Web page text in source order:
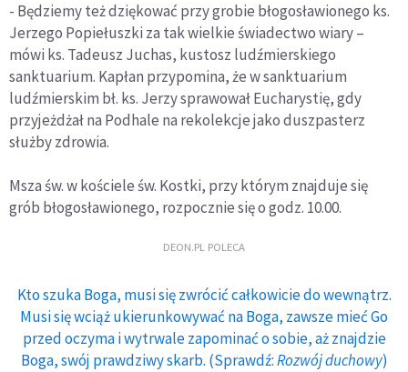
- Będziemy też dziękować przy grobie błogosławionego ks.
Jerzego Popiełuszki za tak wielkie świadectwo wiary –
mówi ks. Tadeusz Juchas, kustosz ludźmierskiego
sanktuarium. Kapłan przypomina, że w sanktuarium
ludźmierskim bł. ks. Jerzy sprawował Eucharystię, gdy
przyjeżdżał na Podhale na rekolekcje jako duszpasterz
służby zdrowia.
Msza św. w kościele św. Kostki, przy którym znajduje się
grób błogosławionego, rozpocznie się o godz. 10.00.
DEON.PL POLECA
Kto szuka Boga, musi się zwrócić całkowicie do wewnątrz.
Musi się wciąż ukierunkowywać na Boga, zawsze mieć Go
przed oczyma i wytrwale zapominać o sobie, aż znajdzie
Boga, swój prawdziwy skarb. (Sprawdź:Rozwój duchowy)